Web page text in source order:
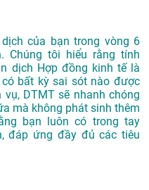
của bạn trong vòng 6
Chúng tôi hiểu rằng tính
dịch Hợp đồng kinh tế là
bất kỳ sai sót nào được
DTMT sẽ nhanh chóng
mà không phát sinh thêm
bạn luôn có trong tay
đáp ứng đầy đủ các tiêu